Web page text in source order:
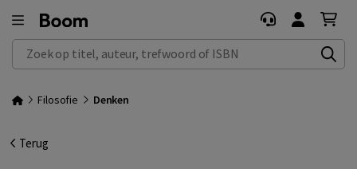
Zoek op titel, auteur, trefwoord of ISBN
Filosofie Denken
Terug